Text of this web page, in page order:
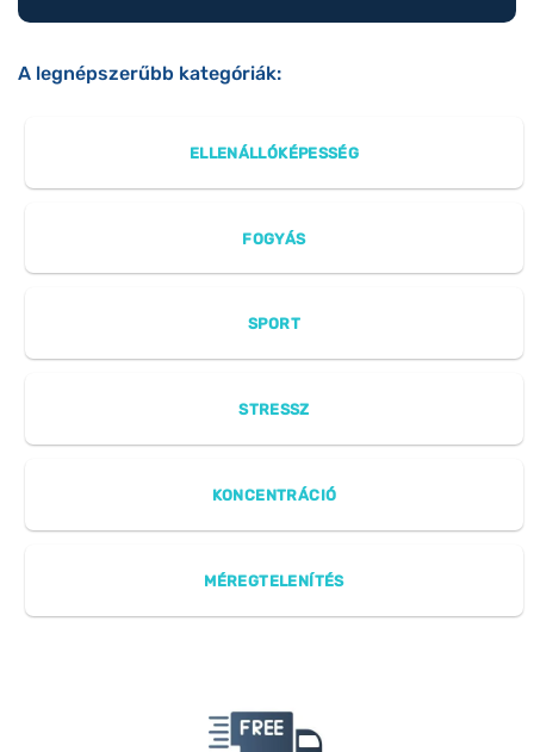
A legnépszerűbb kategóriák:
ELLENÁLLÓKÉPESSÉG
FOGYÁS
SPORT
STRESSZ
KONCENTRÁCIÓ
MÉREGTELENÍTÉS